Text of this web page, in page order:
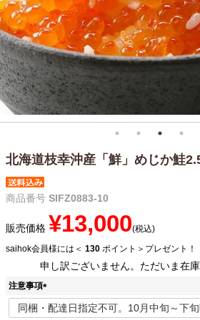
北海道枝幸沖産「鮮」めじか鮭
商品番号 SIFZ0883-10
販売価格 ¥13,000 税込
saihok会員様には＜ 130 ポイント＞プレゼント！
申し訳ございません。ただいま在庫
注意事項
(
必